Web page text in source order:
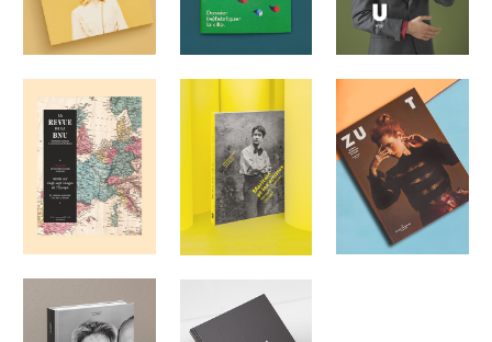
DESIGN GRAPHIQUE
DESIGN GRAPHIQUE
DESIGN GRAPHIQUE
Maritain et les
artistes
DESIGN GRAPHIQUE
DESIGN GRAPHIQUE
Zut Magazine
DESIGN GRAPHIQUE